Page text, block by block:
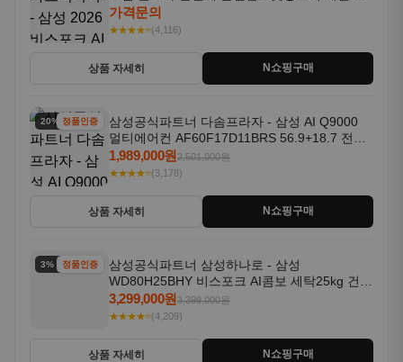
콜 AAH
가격문의
★★★★⭐(4,116)
상품 자세히 N쇼핑구매
20% 할인정품인증
삼성공식파트너 다솜프라자 - 삼성 AI Q9000
멀티에어컨 AF60F17D11BRS 56.9+18.7 전국
기본설치포함
1,989,000원2,501,000원
★★★★⭐(3,178)
상품 자세히 N쇼핑구매
3% 할인정품인증
삼성공식파트너 삼성하나로 - 삼성
WD80H25BHY 비스포크 AI콤보 세탁25kg 건조
18kg 26년형 일체형 1등급
3,299,000원3,399,000원
★★★★⭐(4,209)
상품 자세히 N쇼핑구매